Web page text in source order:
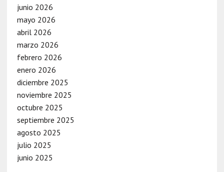
junio 2026
mayo 2026
abril 2026
marzo 2026
febrero 2026
enero 2026
diciembre 2025
noviembre 2025
octubre 2025
septiembre 2025
agosto 2025
julio 2025
junio 2025